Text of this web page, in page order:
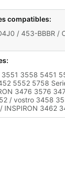
compatibles:
/ 453-BBBR /
3551 3558 5451
5552 5758
3476 3576
/ vostro 3458
INSPIRON 3462